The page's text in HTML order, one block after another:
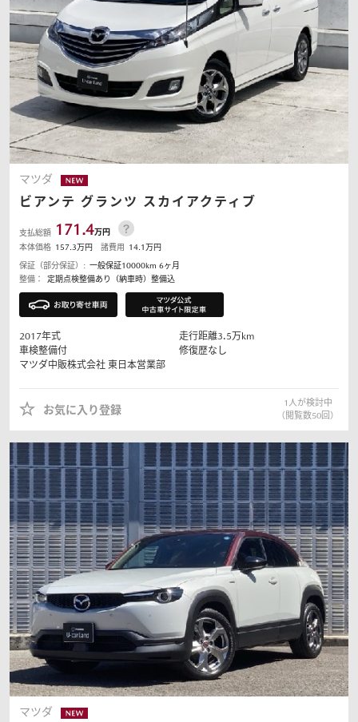
マツダ
ビアンテ グランツ スカイアクティブ
支払総額 171.4万円
本体価格 157.3万円 諸費用 14.1万円
保証（部分保証）: 一般保証10000km 6ヶ月
整備：
定期点検整備あり（納車時）整備込
2017年式 走行距離3.5万km
車検整備付
修復歴なし
マツダ中販株式会社 東日本営業部
お気に入り登録
1 人が検討中
（閲覧数50回）
マツダ